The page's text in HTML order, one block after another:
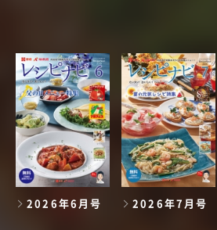
2026年6月号 2026年7月号